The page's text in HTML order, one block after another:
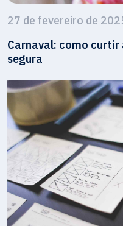
27 de fevereiro de
Carnaval: como
segura